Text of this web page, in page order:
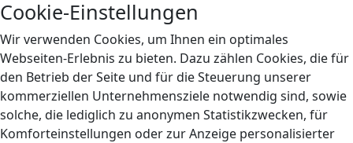
Cookie-Einstellungen
Wir verwenden Cookies, um Ihnen ein optimales
Webseiten-Erlebnis zu bieten. Dazu zählen Cookies, die für
den Betrieb der Seite und für die Steuerung unserer
kommerziellen Unternehmensziele notwendig sind, sowie
solche, die lediglich zu anonymen Statistikzwecken, für
Komforteinstellungen oder zur Anzeige personalisierter